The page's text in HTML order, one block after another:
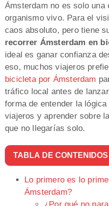
Ámsterdam no es solo
organismo vivo. Para el
caos absoluto, pero tiene
recorrer Ámsterdam en
ideal es ganar confianza
eso, muchos viajeros
bicicleta por Ámsterdam
tráfico local antes de
forma de entender la
viajeros y aprender sobre
que no llegarías solo.
TABLA DE CONTENIDOS
Lo primero es lo
Ámsterdam?